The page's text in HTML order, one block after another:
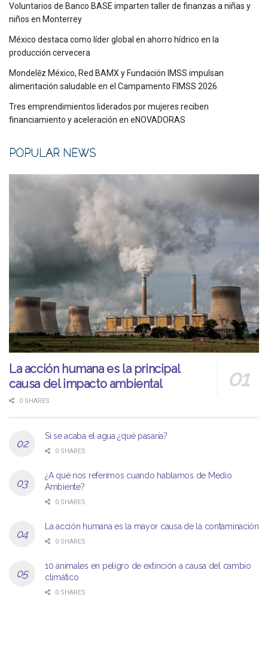
Voluntarios de Banco BASE imparten taller de finanzas a niñas y
niños en Monterrey
México destaca como líder global en ahorro hídrico en la
producción cervecera
Mondelēz México, Red BAMX y Fundación IMSS impulsan
alimentación saludable en el Campamento FIMSS 2026
Tres emprendimientos liderados por mujeres reciben
financiamiento y aceleración en eNOVADORAS
POPULAR NEWS
La acción humana es la principal
causa del impacto ambiental
0 SHARES
Si se acaba el agua ¿qué pasaría?
0 SHARES
¿A qué nos referimos cuando hablamos de Medio
Ambiente?
0 SHARES
La acción humana es la mayor causa de la contaminación
0 SHARES
10 animales en peligro de extinción a causa del cambio
climático
0 SHARES